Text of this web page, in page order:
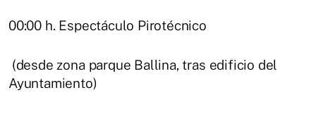
00:00 h. Espectáculo Pirotécnico
(desde zona parque Ballina, tras edificio del
Ayuntamiento)